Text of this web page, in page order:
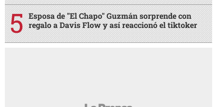
Esposa de "El Chapo" Guzmán sorprende con
regalo a Davis Flow y así reaccionó el tiktoker